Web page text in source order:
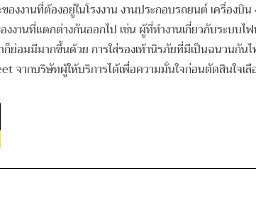
งงานที่ต้องอยู่ในโรงงาน งานประกอบรถยนต์ เครื่อง
านที่แตกต่างกันออกไป เช่น ผู้ที่ทำงานเกี่ยวกับระบบไ
อมมีมากขึ้นด้วย การใส่รองเท้านิรภัยที่มีเป็นฉนวนกั
จากบริษัทผู้ให้บริการได้เพื่อความมั่นใจก่อนตัดสินใจเลื